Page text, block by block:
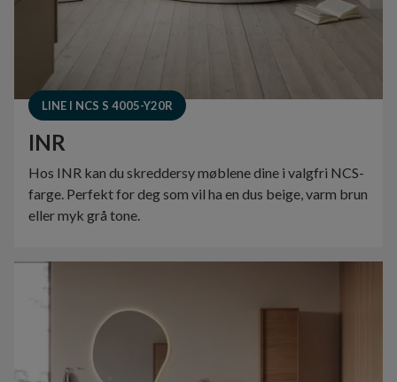
LINE I NCS S 4005-Y20R
INR
Hos INR kan du skreddersy møblene dine i valgfri NCS-
farge. Perfekt for deg som vil ha en dus beige, varm brun
eller myk grå tone.